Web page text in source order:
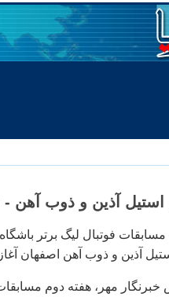
استیل آذین و ذوب آهن
فوتبال لیگ برتر
آذین و ذوب آهن اصفهان
مهر، هفته دوم